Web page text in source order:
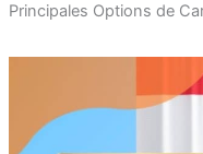
Principales Options de